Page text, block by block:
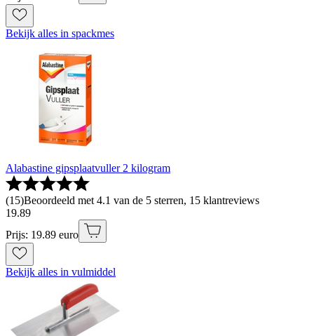
Bekijk alles in spackmes
Alabastine gipsplaatvuller 2 kilogram
(15)Beoordeeld met 4.1 van de 5 sterren, 15 klantreviews
19.89
Prijs: 19.89 euro
Bekijk alles in vulmiddel